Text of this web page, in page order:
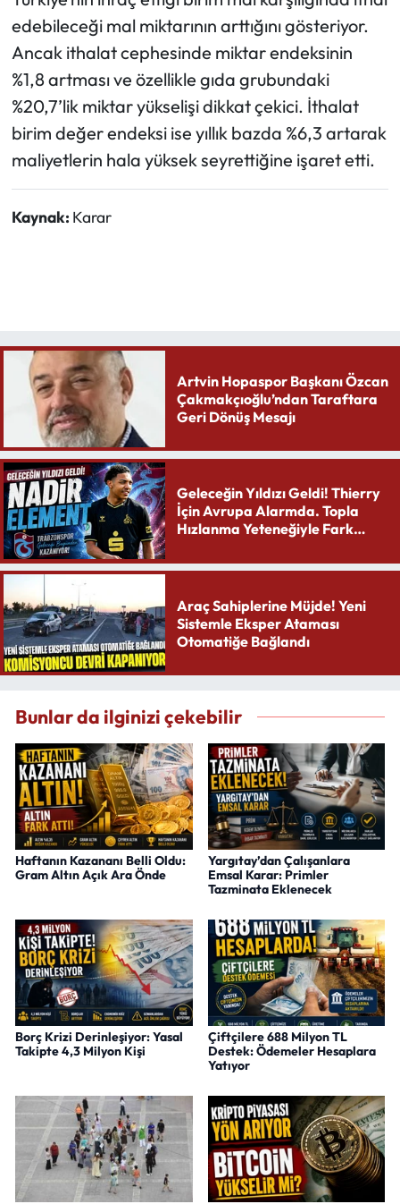
edebileceği mal miktarının arttığını gösteriyor.
Ancak ithalat cephesinde miktar endeksinin
%1,8 artması ve özellikle gıda grubundaki
%20,7’lik miktar yükselişi dikkat çekici. İthalat
birim değer endeksi ise yıllık bazda %6,3 artarak
maliyetlerin hala yüksek seyrettiğine işaret etti.
Kaynak: Karar
Artvin Hopaspor Başkanı Özcan
Çakmakçıoğlu’ndan Taraftara
Geri Dönüş Mesajı
Geleceğin Yıldızı Geldi! Thierry
İçin Avrupa Alarmda. Topla
Hızlanma Yeteneğiyle Fark
Araç Sahiplerine Müjde! Yeni
Sistemle Eksper Ataması
Otomatiğe Bağlandı
Bunlar da ilginizi çekebilir
Haftanın Kazananı Belli Oldu:
Gram Altın Açık Ara Önde
Yargıtay’dan Çalışanlara
Emsal Karar: Primler
Tazminata Eklenecek
Borç Krizi Derinleşiyor: Yasal
Takipte 4,3 Milyon Kişi
Çiftçilere 688 Milyon TL
Destek: Ödemeler Hesaplara
Yatıyor